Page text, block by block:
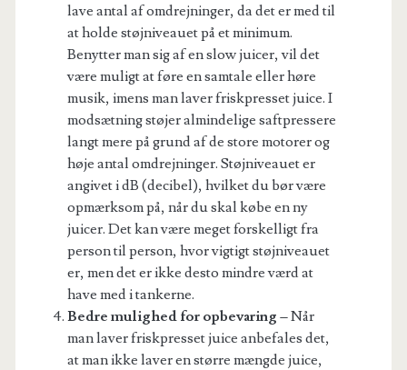
lave antal af omdrejninger, da det er med til
at holde støjniveauet på et minimum.
Benytter man sig af en slow juicer, vil det
være muligt at føre en samtale eller høre
musik, imens man laver friskpresset juice. I
modsætning støjer almindelige saftpressere
langt mere på grund af de store motorer og
høje antal omdrejninger. Støjniveauet er
angivet i dB (decibel), hvilket du bør være
opmærksom på, når du skal købe en ny
juicer. Det kan være meget forskelligt fra
person til person, hvor vigtigt støjniveauet
er, men det er ikke desto mindre værd at
have med i tankerne.
Bedre mulighed for opbevaring –Når
man laver friskpresset juice anbefales det,
at man ikke laver en større mængde juice,